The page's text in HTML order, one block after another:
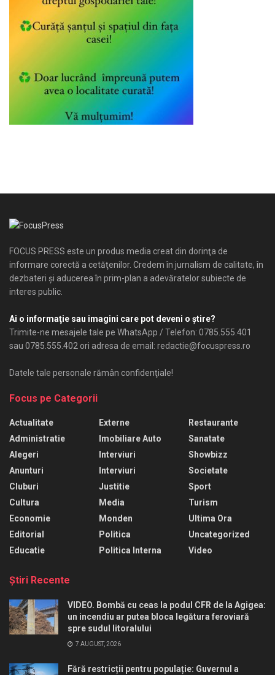
FOCUS PRESS este un produs media creat din dorinţa de
informare corectă a cetăţenilor. Credem în jurnalism de calitate, în
dezbateri şi aducerea în prim-plan a adevăratelor subiecte de
interes public.
Ai o informaţie sau imagini care pot deveni o ştire?
Trimite-ne mesajele tale pe WhatsApp / Telefon: 0785.555.401
sau 0785.555.402 ori adresa de email: redactie@focuspress.ro
Datele tale personale rămân confidenţiale!
Focus pe Categorii
Actualitate
Administratie
Alegeri
Anunturi
Cluburi
Cultura
Economie
Editorial
Educatie
Externe
Imobiliare Auto
Interviuri
Interviuri
Justitie
Media
Monden
Politica
Politica Interna
Restaurante
Sanatate
Showbizz
Societate
Sport
Turism
Ultima Ora
Uncategorized
Video
Ştiri Recente
VIDEO. Bombă cu ceas la podul CFR de la Agigea:
un incendiu ar putea bloca legătura feroviară
spre sudul litoralului
7 AUGUST, 2026
Fără restricții pentru populație: Guvernul a